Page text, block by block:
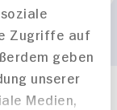
Zugriffe auf
geben
unserer
Medien,